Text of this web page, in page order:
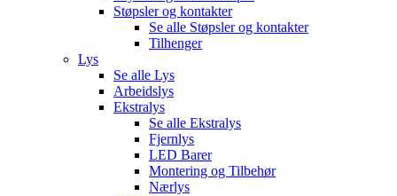
Støpsler og kontakter
Se alle Støpsler og kontakter
Tilhenger
Lys
Se alle Lys
Arbeidslys
Ekstralys
Se alle Ekstralys
Fjernlys
LED Barer
Montering og Tilbehør
Nærlys